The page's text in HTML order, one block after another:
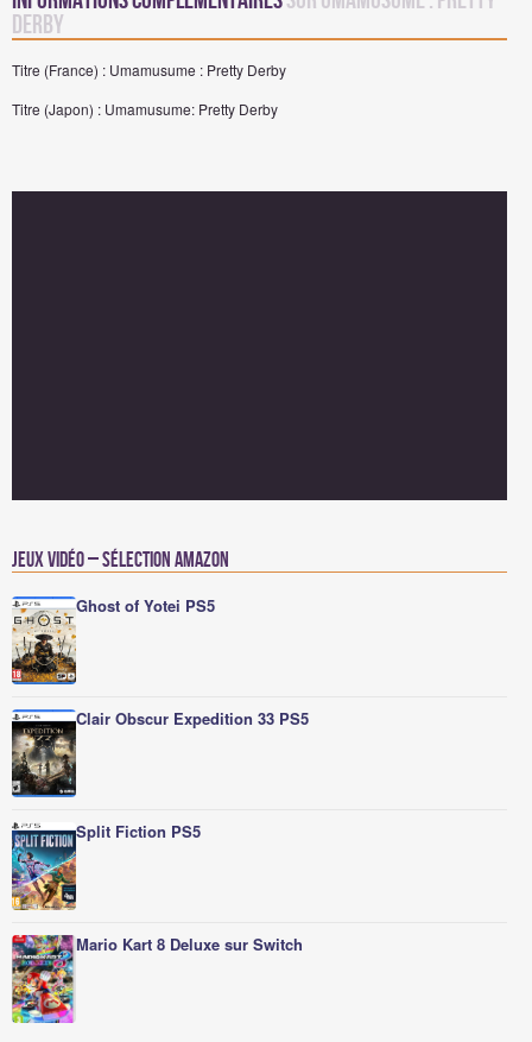
Derby
Titre (France) : Umamusume : Pretty Derby
Titre (Japon) : Umamusume: Pretty Derby
Jeux vidéo – Sélection Amazon
Ghost of Yotei PS5
Clair Obscur Expedition 33 PS5
Split Fiction PS5
Mario Kart 8 Deluxe sur Switch